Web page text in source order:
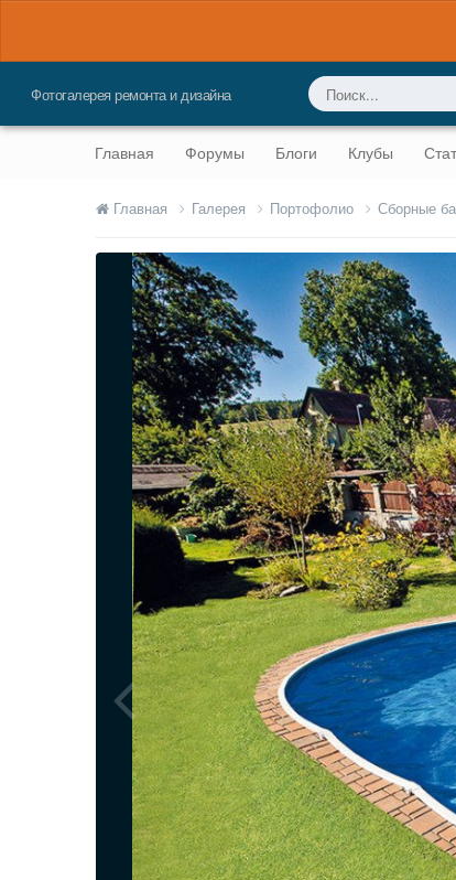
Фотогалерея ремонта и дизайна
Главная Форумы Блоги Клубы
Главная Галерея Портофолио Сборные